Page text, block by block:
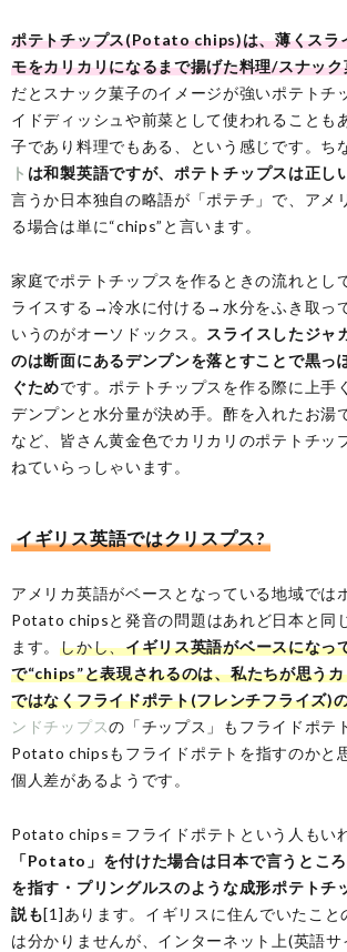
ポテトチップス(Potato chips)は、薄くスラ
モをカリカリになるまで揚げた料理/スナック
だとスナック菓子のイメージが強いポテトチ
イドディッシュや前菜として使われることも
子であり料理でもある、という感じです。ち
ト は和製英語ですが、ポテトチップスは正し
言うか日本独自の略語が「ポテチ」で、アメ
る場合は単に“chips”と言います。
家庭でポテトチップスを作るときの流れとし
ライスする→冷水に付ける→水分をふき取っ
いうのがオーソドックス。 スライスしたジャ
のは断面にあるデンプンを落とすことで黒っ
ぐためです。ポテトチップスを作る際に上手
デンプンと水分量が決め手。酢を入れたお湯
など、皆さん黄金色でカリカリのポテトチッ
ねていらっしゃいます。
イギリス英語ではクリスプス?
アメリカ英語がベースとなっている地域では
Potato chipsと発音の問題はあれど日本と同
ます。しかし、イギリス英語がベースになっ
で“chips”と表現されるのは、私たちが思う
ではなくフライドポテト(フレンチフライズ)
ンドチップスの「チップス」もフライドポテ
Potato chipsもフライドポテトを指すのかと
個人差があるようです。
Potato chips＝フライドポテトという人もい
「Potato」を付けた場合は日本で言うとこ
を指す・プリングルスのような成形ポテトチ
説も[1]あります。イギリスに住んでいたこと
は分かりませんが、インターネット上(英語サ